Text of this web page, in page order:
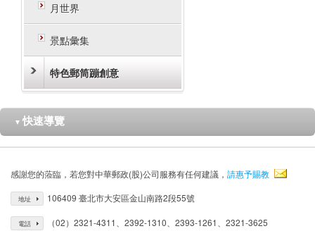
月世界
景點彙集
特色郵筒蹦創意
▼ 快速導覽
感謝您的蒞臨，若您對中華郵政(股)公司服務有任何建議， 請惠予賜教
地址 106409 臺北市大安區金山南路2段55號
電話 （02）2321-4311、2392-1310、2393-1261、2321-3625